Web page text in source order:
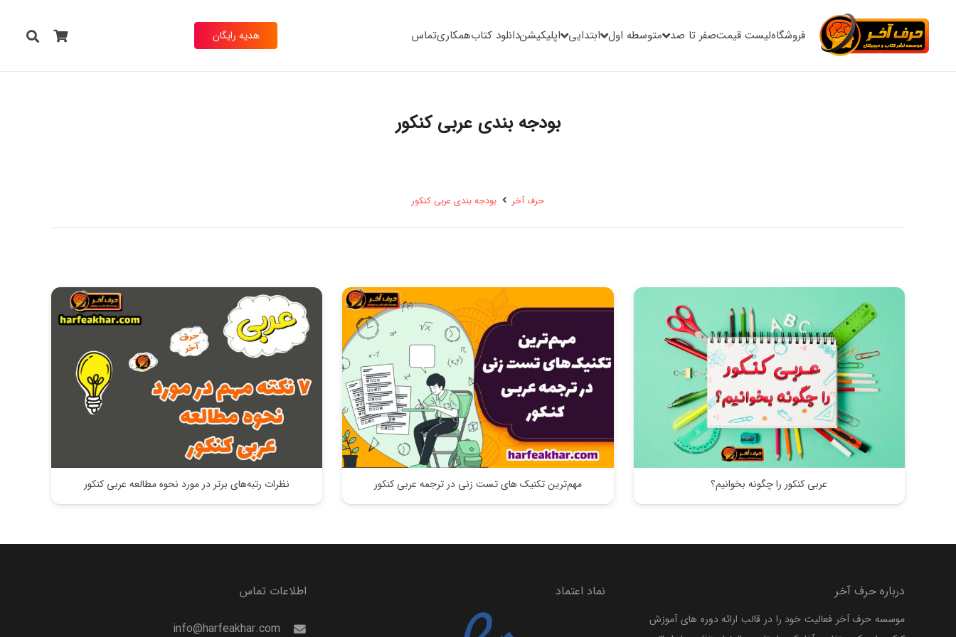
فروشگاهلیست قیمتصفر تا صد متوسطه اول ابتدایی اپلیکیشندانلود کتابهمکاریتماس هدیه رایگان
بودجه بندی عربی کنکور
حرف آخر بودجه بندی عربی کنکور
عربی کنکور را چگونه بخوانیم؟ مهم‌ترین تکنیک های تست زنی در ترجمه عربی کنکور نظرات رتبه‌های برتر در مورد نحوه مطالعه عربی کنکور
درباره حرف آخر
موسسه حرف آخر فعالیت خود را در قالب ارائه دوره های آموزش
نماد اعتماد اطلاعات تماس
info@harfeakhar.com